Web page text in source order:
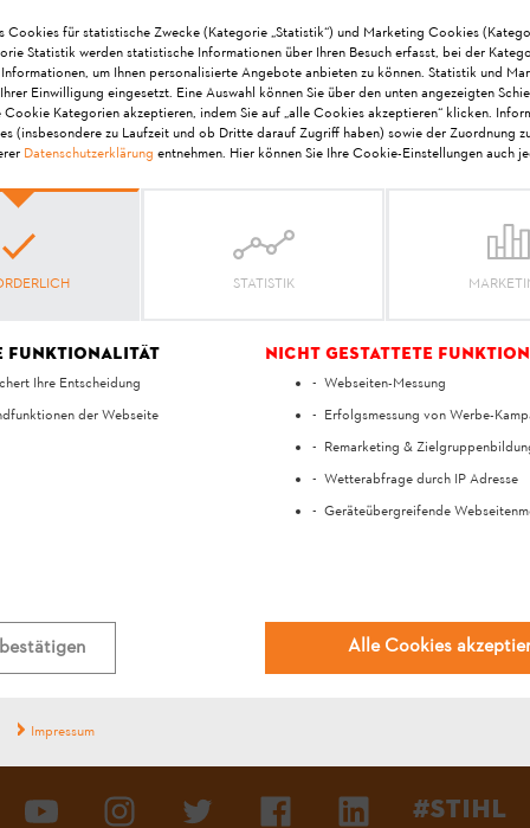
Daten" Ihr STIHL Konto (STIHL ID) löschen, wird nicht
gelöscht. Bitte beachten Sie, dass dabei alle
gelöscht werden.
Kontos ist nur über das STIHL connected Portal möglich.
die Antwort
#STIHL
Cookies für statistische Zwecke (Kategorie „Statistik“) und Marketing Cookies
Statistik werden statistische Informationen über Ihren Besuch erfasst, bei der
um Ihnen personalisierte Angebote anbieten zu können. Statistik und
Einwilligung eingesetzt. Eine Auswahl können Sie über den unten angezeigten
Kategorien akzeptieren, indem Sie auf „alle Cookies akzeptieren“ klicken.
(insbesondere zu Laufzeit und ob Dritte darauf Zugriff haben) sowie der Zuordnung
Datenschutzerklärung entnehmen. Hier können Sie Ihre Cookie-Einstellungen auch
STATISTIK
Funktionalität
Ihre Entscheidung
der Webseite
Nicht gestattete
Webseiten-Messung
Erfolgsmessung von Werbe-
Remarketing &
Wetterabfrage durch IP Adresse
Geräteübergreifende
Alle Cookies
Impressum